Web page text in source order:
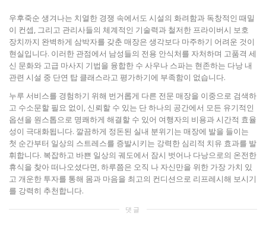
우후죽순 생겨나는 치열한 경쟁 속에서도 시설의 화려함과 독창적인 때밀
이 컨셉, 그리고 관리사들의 체계적인 기술력과 철저한 프라이버시 보호
장치까지 완벽하게 삼박자를 갖춘 매장은 생각보다 마주하기 어려운 것이
현실입니다. 이러한 관점에서 남성들의 전용 안식처를 자처하며 고품격 세
신 문화와 고급 마사지 기법을 융합한 수 사우나 스파는 현존하는 다낭 내
관련 시설 중 단연 탑 클래스라고 평가하기에 부족함이 없습니다.
누루 서비스를 경험하기 위해 번거롭게 다른 전문 매장을 이중으로 검색하
고 수소문할 필요 없이, 신뢰할 수 있는 단 하나의 공간에서 모든 유기적인
옵션을 원스톱으로 명쾌하게 해결할 수 있어 여행자의 비용과 시간적 효율
성이 극대화됩니다. 깔끔하게 정돈된 실내 분위기는 매장에 발을 들이는
첫 순간부터 일상의 스트레스를 증발시키는 강력한 심리적 치유 효과를 발
휘합니다. 복잡하고 바쁜 일상의 궤도에서 잠시 벗어나 다낭으로의 온전한
휴식을 찾아 떠나오셨다면, 하루쯤은 오직 나 자신만을 위한 가장 가치 있
고 개운한 투자를 통해 몸과 마음을 최고의 컨디션으로 리프레시해 보시기
를 강력히 추천합니다.
댓글